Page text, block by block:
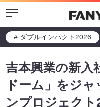
Menu
# ダブルインパクト2026
吉本興業の新入
ドーム」をジ
ンプロジェクト